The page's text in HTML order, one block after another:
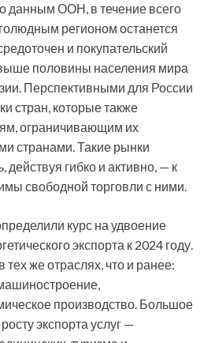
данным ООН, в течение всего
регионом останется
и покупательский
половины населения мира
Перспективными для России
стран, которые также
ограничивающим их
странами. Такие рынки
действуя гибко и активно, — к
свободной торговли с ними.
курс на удвоение
экспорта к 2024 году.
тех же отраслях, что и ранее:
производство. Большое
экспорта услуг —